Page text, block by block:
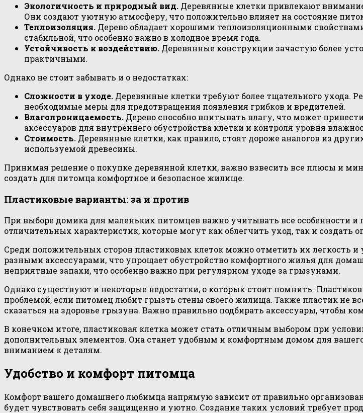
Экологичность и природный вид. Деревянные клетки привлекают
Они создают уютную атмосферу, что положительно влияет на состояние
Теплоизоляция. Дерево обладает хорошими теплоизоляционными
стабильной, что особенно важно в холодное время года.
Устойчивость к воздействию. Деревянные конструкции зачастую более
практичными.
Однако не стоит забывать и о недостатках:
Сложности в уходе. Деревянные клетки требуют более тщательного ухода.
необходимые меры для предотвращения появления грибков и вредителей.
Влагопроницаемость. Дерево способно впитывать влагу, что может
аксессуаров для внутреннего обустройства клетки и контроля уровня
Стоимость. Деревянные клетки, как правило, стоят дороже аналогов из
используемой древесины.
Принимая решение о покупке деревянной клетки, важно взвесить все плюсы и
создать для питомца комфортное и безопасное жилище.
Пластиковые варианты: за и против
При выборе домика для маленьких питомцев важно учитывать все особенности
отличительных характеристик, которые могут как облегчить уход, так и создать
Среди положительных сторон пластиковых клеток можно отметить их легкость
разными аксессуарами, что упрощает обустройство комфортного жилья для
неприятные запахи, что особенно важно при регулярном уходе за грызунами.
Однако существуют и некоторые недостатки, о которых стоит помнить.
проблемой, если питомец любит грызть стены своего жилища. Также пластик не
сказаться на здоровье грызуна. Важно правильно подбирать аксессуары, чтобы
В конечном итоге, пластиковая клетка может стать отличным выбором при
дополнительных элементов. Она станет удобным и комфортным домом для
вниманием к деталям.
Удобство и комфорт питомца
Комфорт вашего домашнего любимца напрямую зависит от правильно
будет чувствовать себя защищенно и уютно. Создание таких условий требует